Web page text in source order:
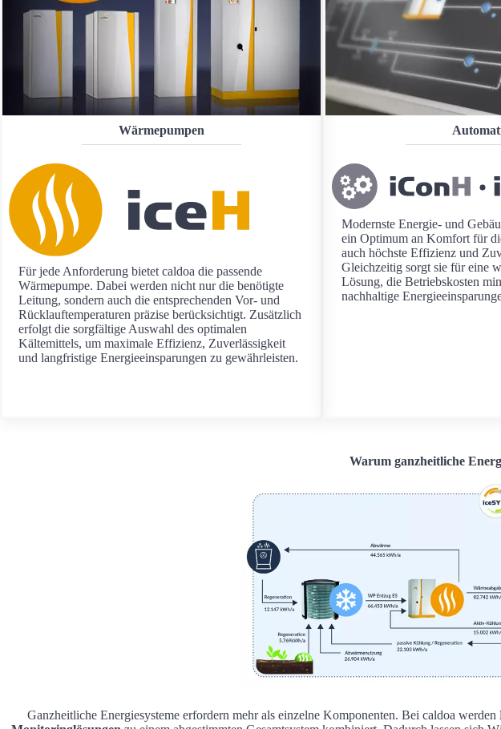
Wärmepumpen
Für jede Anforderung bietet caldoa die passende
Wärmepumpe. Dabei werden nicht nur die benötigte
Leitung, sondern auch die entsprechenden Vor- und
Rücklauftemperaturen präzise berücksichtigt. Zusätzlich
erfolgt die sorgfältige Auswahl des optimalen
Kältemittels, um maximale Effizienz, Zuverlässigkeit
und langfristige Energieeinsparungen zu gewährleisten.
Modernste Energie- und
ein Optimum an Komfort für
auch höchste Effizienz und
Gleichzeitig sorgt sie für eine
Lösung, die Betriebskosten
nachhaltige
Warum ganzheitliche
Ganzheitliche Energiesysteme erfordern mehr als einzelne Komponenten. Bei caldoa werden